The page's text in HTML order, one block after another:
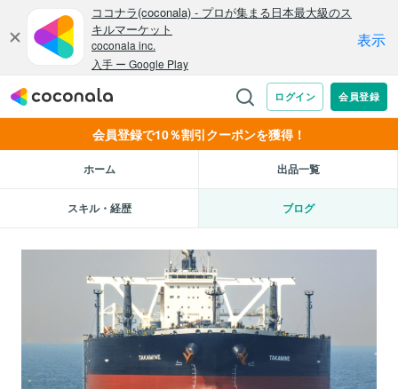
会員登録で10％割引クーポンを獲得！
ホーム 出品一覧
スキル・経歴 ブログ